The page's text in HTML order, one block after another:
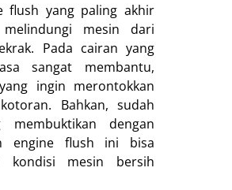
flush yang paling akhir
mesin dari
Pada cairan yang
sangat membantu,
ingin merontokkan
Bahkan, sudah
membuktikan dengan
engine flush ini bisa
kondisi mesin bersih